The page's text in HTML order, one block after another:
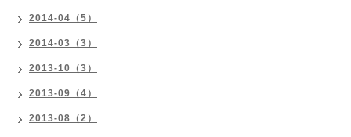
2014-04（5）
2014-03（3）
2013-10（3）
2013-09（4）
2013-08（2）